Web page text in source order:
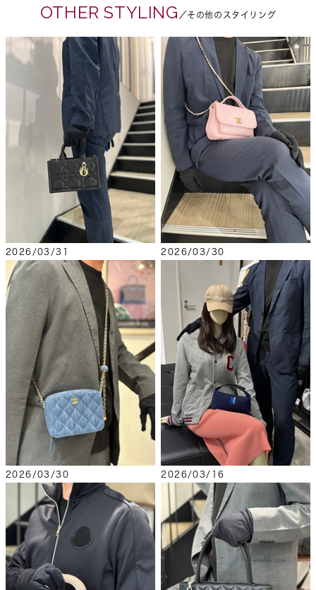
OTHER STYLING ／その他のスタイリング
2026/03/31 2026/03/30
2026/03/30 2026/03/16